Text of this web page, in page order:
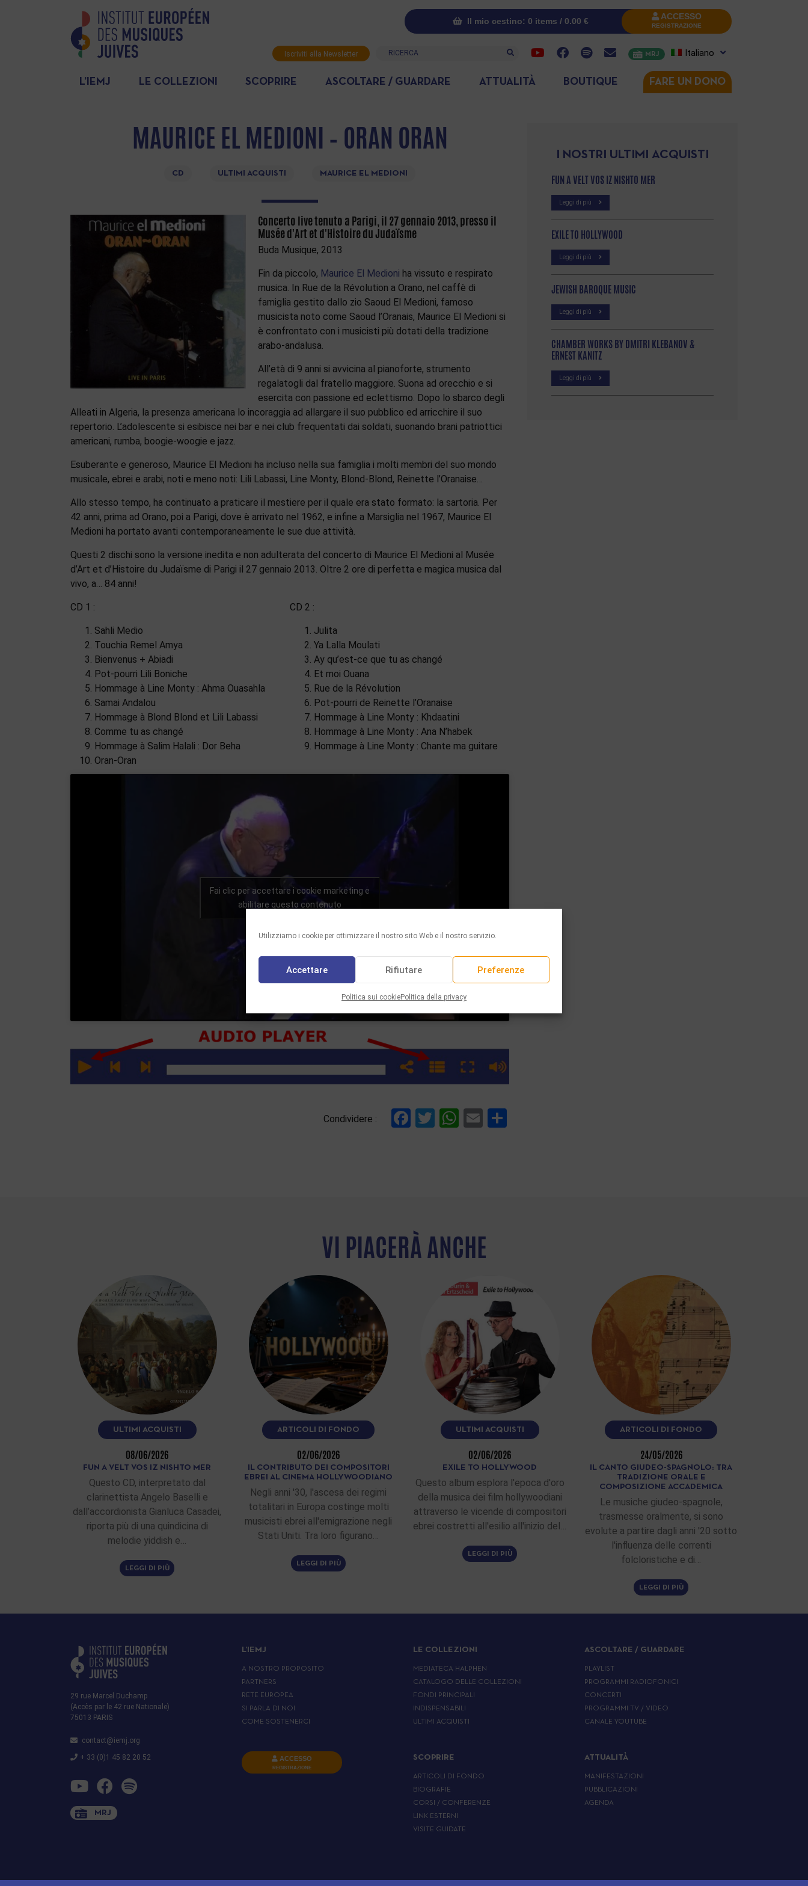
Utilizziamo i cookie per ottimizzare il nostro sito Web e il nostro servizio.
Accettare Rifiutare Preferenze
Politica sui cookiePolitica della privacy
Il mio cestino: 0 items / 0.00 € ACCESSO
REGISTRAZIONE
Iscriviti alla Newsletter Ricerca MRJ Italiano
L’IEMJ LE COLLEZIONI SCOPRIRE ASCOLTARE / GUARDARE ATTUALITÀ BOUTIQUE FARE UN DONO
MAURICE EL MEDIONI – ORAN ORAN
CD ULTIMI ACQUISTI MAURICE EL MEDIONI
Concerto live tenuto a Parigi, il 27 gennaio 2013, presso il
Musée d'Art et d'Histoire du Judaïsme
Buda Musique, 2013
Fin da piccolo, Maurice El Medioni ha vissuto e respirato
musica. In Rue de la Révolution a Orano, nel caffè di
famiglia gestito dallo zio Saoud El Medioni, famoso
musicista noto come Saoud l’Oranais, Maurice El Medioni si
è confrontato con i musicisti più dotati della tradizione
arabo-andalusa.
All’età di 9 anni si avvicina al pianoforte, strumento
regalatogli dal fratello maggiore. Suona ad orecchio e si
esercita con passione ed eclettismo. Dopo lo sbarco degli
Alleati in Algeria, la presenza americana lo incoraggia ad allargare il suo pubblico ed arricchire il suo
repertorio. L’adolescente si esibisce nei bar e nei club frequentati dai soldati, suonando brani patriottici
americani, rumba, boogie-woogie e jazz.
Esuberante e generoso, Maurice El Medioni ha incluso nella sua famiglia i molti membri del suo mondo
musicale, ebrei e arabi, noti e meno noti: Lili Labassi, Line Monty, Blond-Blond, Reinette l’Oranaise…
Allo stesso tempo, ha continuato a praticare il mestiere per il quale era stato formato: la sartoria. Per
42 anni, prima ad Orano, poi a Parigi, dove è arrivato nel 1962, e infine a Marsiglia nel 1967, Maurice El
Medioni ha portato avanti contemporaneamente le sue due attività.
Questi 2 dischi sono la versione inedita e non adulterata del concerto di Maurice El Medioni al Musée
d’Art et d’Histoire du Judaïsme di Parigi il 27 gennaio 2013. Oltre 2 ore di perfetta e magica musica dal
vivo, a… 84 anni!
CD 1 :
Sahli Medio
Touchia Remel Amya
Bienvenus + Abiadi
Pot-pourri Lili Boniche
Hommage à Line Monty : Ahma Ouasahla
Samai Andalou
Hommage à Blond Blond et Lili Labassi
Comme tu as changé
Hommage à Salim Halali : Dor Beha
Oran-Oran
CD 2 :
Julita
Ya Lalla Moulati
Ay qu’est-ce que tu as changé
Et moi Ouana
Rue de la Révolution
Pot-pourri de Reinette l’Oranaise
Hommage à Line Monty : Khdaatini
Hommage à Line Monty : Ana N’habek
Hommage à Line Monty : Chante ma guitare
Fai clic per accettare i cookie marketing e
abilitare questo contenuto
Condividere : Facebook
Twitter
WhatsApp
Email
I NOSTRI ULTIMI ACQUISTI
FUN A VELT VOS IZ NISHTO MER
Leggi di più
EXILE TO HOLLYWOOD
Leggi di più
JEWISH BAROQUE MUSIC
Leggi di più
CHAMBER WORKS BY DMITRI KLEBANOV &
ERNEST KANITZ
Leggi di più
VI PIACERÀ ANCHE
ULTIMI ACQUISTI
08/06/2026
FUN A VELT VOS IZ NISHTO MER
Questo CD, interpretato dal
clarinettista Angelo Baselli e
dall’accordionista Gianluca Casadei,
riporta più di una quindicina di
melodie yiddish e…
LEGGI DI PIÙ
ARTICOLI DI FONDO
02/06/2026
IL CONTRIBUTO DEI COMPOSITORI
EBREI AL CINEMA HOLLYWOODIANO
Negli anni '30, l'ascesa dei regimi
totalitari in Europa costinge molti
musicisti ebrei all'emigrazione negli
Stati Uniti. Tra loro figurano…
LEGGI DI PIÙ
ULTIMI ACQUISTI
02/06/2026
EXILE TO HOLLYWOOD
Questo album esplora l'epoca d'oro
della musica dei film hollywoodiani
attraverso le vicende di compositori
ebrei costretti all'esilio all'inizio del…
LEGGI DI PIÙ
ARTICOLI DI FONDO
24/05/2026
IL CANTO GIUDEO-SPAGNOLO: TRA
TRADIZIONE ORALE E
COMPOSIZIONE ACCADEMICA
Le musiche giudeo-spagnole,
trasmesse oralmente, si sono
evolute a partire dagli anni '20 sotto
l'influenza delle correnti
folcloristiche e di…
LEGGI DI PIÙ
29 rue Marcel Duchamp
(Accès par le 42 rue Nationale)
75013 PARIS
contact@iemj.org
+ 33 (0)1 45 82 20 52
MRJ
L’IEMJ
A NOSTRO PROPOSITO
PARTNERS
RETE EUROPEA
SI PARLA DI NOI
COME SOSTENERCI
ACCESSO
REGISTRAZIONE
LE COLLEZIONI
MEDIATECA HALPHEN
CATALOGO DELLE COLLEZIONI
FONDI PRINCIPALI
INDISPENSABILI
ULTIMI ACQUISTI
SCOPRIRE
ARTICOLI DI FONDO
BIOGRAFIE
CORSI / CONFERENZE
LINK ESTERNI
VISITE GUIDATE
ASCOLTARE / GUARDARE
PLAYLIST
PROGRAMMI RADIOFONICI
CONCERTI
PROGRAMMI TV / VIDEO
CANALE YOUTUBE
ATTUALITÀ
MANIFESTAZIONI
PUBBLICAZIONI
AGENDA